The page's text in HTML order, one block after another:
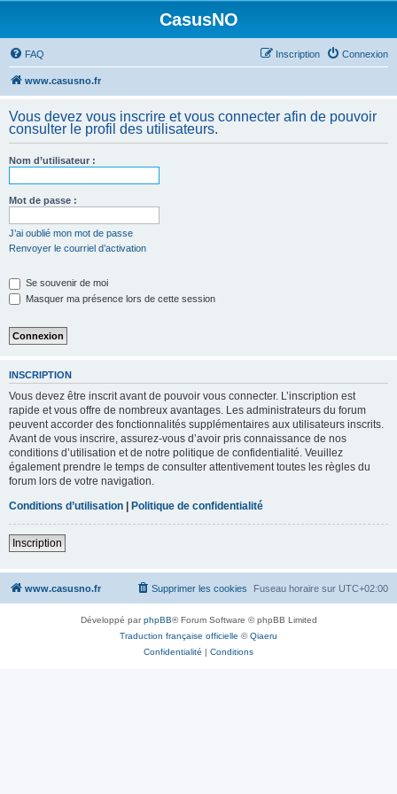
CasusNO
FAQ Connexion
Inscription
www.casusno.fr
Vous devez vous inscrire et vous connecter afin de pouvoir
consulter le profil des utilisateurs.
Nom d’utilisateur :
Mot de passe :
J’ai oublié mon mot de passe
Renvoyer le courriel d’activation
Se souvenir de moi
Masquer ma présence lors de cette session
INSCRIPTION
Vous devez être inscrit avant de pouvoir vous connecter. L’inscription est
rapide et vous offre de nombreux avantages. Les administrateurs du forum
peuvent accorder des fonctionnalités supplémentaires aux utilisateurs inscrits.
Avant de vous inscrire, assurez-vous d’avoir pris connaissance de nos
conditions d’utilisation et de notre politique de confidentialité. Veuillez
également prendre le temps de consulter attentivement toutes les règles du
forum lors de votre navigation.
Conditions d’utilisation | Politique de confidentialité
Inscription
www.casusno.fr Fuseau horaire sur UTC+02:00
Supprimer les cookies
Développé parphpBB® Forum Software © phpBB Limited
Traduction française officielle ©Qiaeru
Confidentialité | Conditions